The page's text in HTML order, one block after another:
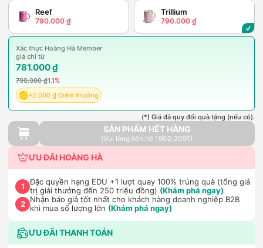
Reef
790.000 ₫
Trillium
790.000 ₫
Xác thực Hoàng Hà Member
giá chỉ từ
781.000 ₫
790.000 ₫1.1%
+2.000 ₫ Điểm thưởng
(*) Giá đã quy đổi quà tặng (nếu có).
SẢN PHẨM HẾT HÀNG
(Vui lòng liên hệ 1900.2091)
ƯU ĐÃI HOÀNG HÀ
1
Đặc quyền hạng EDU +1 lượt quay 100% trúng quà (tổng giá
trị giải thưởng đến 250 triệu đồng) (Khám phá ngay)
2 Nhận báo giá tốt nhất cho khách hàng doanh nghiệp B2B
khi mua số lượng lớn (Khám phá ngay)
ƯU ĐÃI THANH TOÁN